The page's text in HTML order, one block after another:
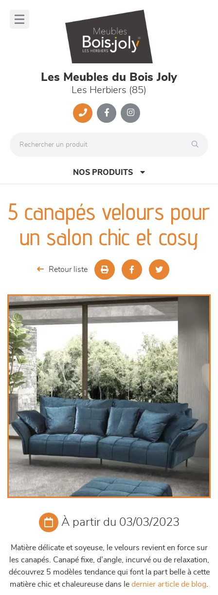
Les Meubles du Bois Joly
Les Herbiers (85)
NOS PRODUITS
canapés et fauteuils
séjours
meubles de complément
chambres et dressing
literie
décoration
5 canapés velours pour
un salon chic et cosy
Retour liste
À partir du 03/03/2023
Matière délicate et soyeuse, le velours revient en force sur
les canapés. Canapé fixe, d’angle, incurvé ou de relaxation,
découvrez 5 modèles tendance qui font la part belle à cette
matière chic et chaleureuse dans le dernier article de blog